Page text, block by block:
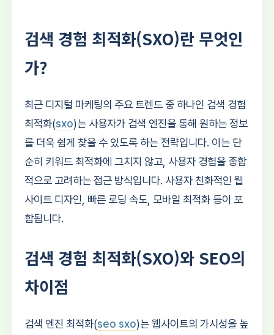
검색 경험 최적화(SXO)란 무엇인
가?
최근 디지털 마케팅의 주요 트렌드 중 하나인 검색 경험
최적화(sxo)는 사용자가 검색 엔진을 통해 원하는 정보
를 더욱 쉽게 찾을 수 있도록 하는 전략입니다. 이는 단
순히 키워드 최적화에 그치지 않고, 사용자 경험을 종합
적으로 고려하는 접근 방식입니다. 사용자 친화적인 웹
사이트 디자인, 빠른 로딩 속도, 모바일 최적화 등이 포
함됩니다.
검색 경험 최적화(SXO)와 SEO의
차이점
검색 엔진 최적화(seo sxo)는 웹사이트의 가시성을 높